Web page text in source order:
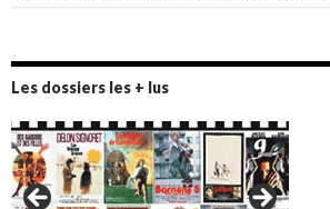
Les dossiers les + lus